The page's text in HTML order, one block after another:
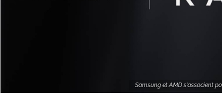
Samsung et AMD s'associent